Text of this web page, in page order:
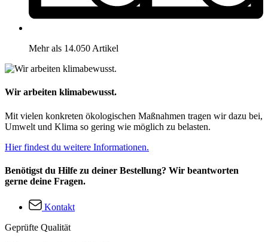
Mehr als 14.050 Artikel
Wir arbeiten klimabewusst.
Mit vielen konkreten ökologischen Maßnahmen tragen wir dazu bei,
Umwelt und Klima so gering wie möglich zu belasten.
Hier findest du weitere Informationen.
Benötigst du Hilfe zu deiner Bestellung? Wir beantworten
gerne deine Fragen.
Kontakt
Geprüfte Qualität